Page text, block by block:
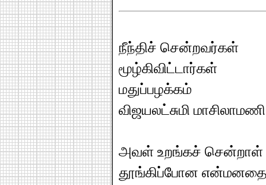
நீந்திச் சென்றவர்கள்
மூழ்கிவிட்டார்கள்
மதுப்பழக்கம்
விஜயலட்சுமி
அவள் உறங்கச் சென்றாள்
தூங்கிப்போன